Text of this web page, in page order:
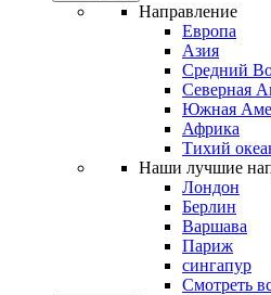
Направление
Европа
Азия
Средний
Северная
Южная
Африка
Тихий
Наши лучшие
Лондон
Берлин
Варшава
Париж
сингапур
Смотреть